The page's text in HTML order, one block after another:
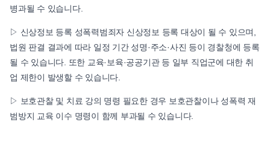
병과될 수 있습니다.
▷ 신상정보 등록 성폭력범죄자 신상정보 등록 대상이 될 수 있으며,
법원 판결 결과에 따라 일정 기간 성명·주소·사진 등이 경찰청에 등록
될 수 있습니다. 또한 교육·보육·공공기관 등 일부 직업군에 대한 취
업 제한이 발생할 수 있습니다.
▷ 보호관찰 및 치료 강의 명령 필요한 경우 보호관찰이나 성폭력 재
범방지 교육 이수 명령이 함께 부과될 수 있습니다.